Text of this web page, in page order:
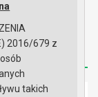
Dostępność
2016/679 z
takich